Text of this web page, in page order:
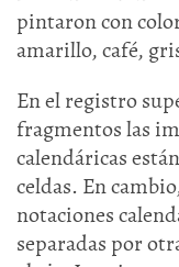
pintaron con
amarillo, café,
En el registro
fragmentos las
calendáricas
celdas. En
notaciones
separadas por